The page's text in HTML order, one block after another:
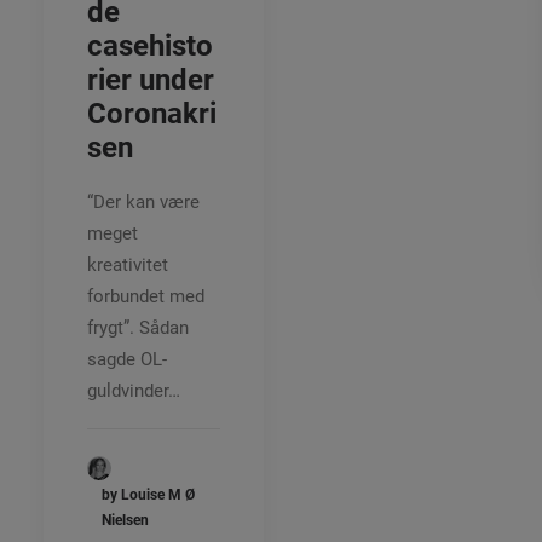
de
casehisto
rier under
Coronakri
sen
“Der kan være
meget
kreativitet
forbundet med
frygt”. Sådan
sagde OL-
guldvinder…
by Louise M Ø
Nielsen